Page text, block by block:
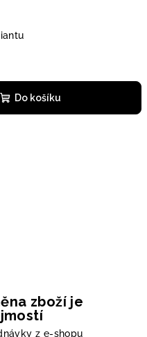
Do košíku
zboží je
z e-shopu